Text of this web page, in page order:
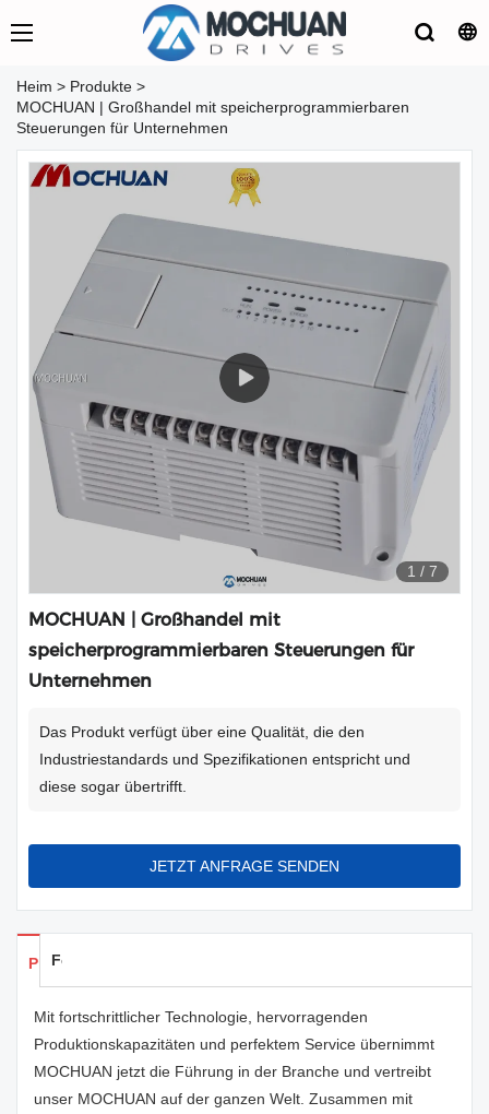
Heim > Produkte >
MOCHUAN | Großhandel mit speicherprogrammierbaren
Steuerungen für Unternehmen
1 / 7
MOCHUAN | Großhandel mit
speicherprogrammierbaren Steuerungen für
Unternehmen
Das Produkt verfügt über eine Qualität, die den
Industriestandards und Spezifikationen entspricht und
diese sogar übertrifft.
JETZT ANFRAGE SENDEN
Produkte Details
Feedback
Mit fortschrittlicher Technologie, hervorragenden
Produktionskapazitäten und perfektem Service übernimmt
MOCHUAN jetzt die Führung in der Branche und vertreibt
unser MOCHUAN auf der ganzen Welt. Zusammen mit